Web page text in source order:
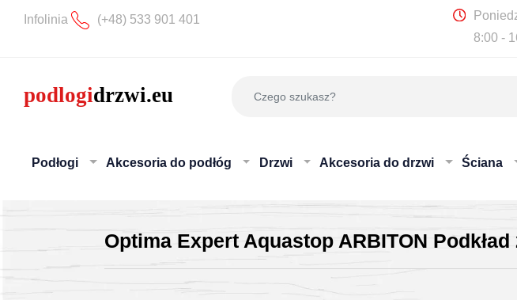
Infolinia (+48) 533 901 401
8:00 -
Podłogi Akcesoria do podłóg Drzwi Akcesoria do drzwi Ściana
Optima Expert Aquastop ARBITON Podkład